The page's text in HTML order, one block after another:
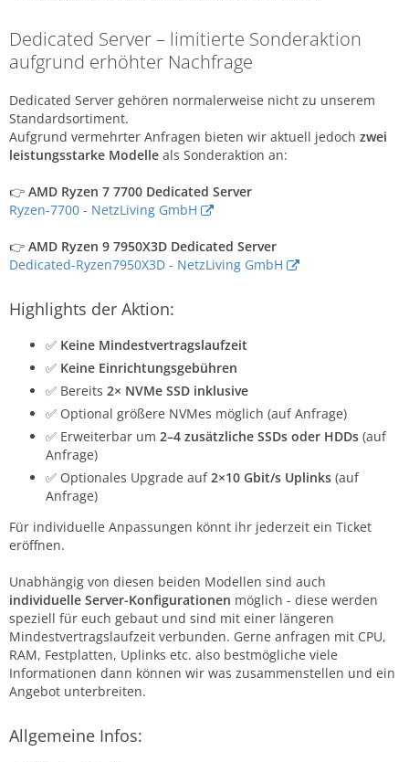
Dedicated Server – limitierte Sonderaktion
aufgrund erhöhter Nachfrage
Dedicated Server gehören normalerweise nicht zu unserem
Standardsortiment.
Aufgrund vermehrter Anfragen bieten wir aktuell jedoch zwei
leistungsstarke Modelle als Sonderaktion an:
👉 AMD Ryzen 7 7700 Dedicated Server
Ryzen-7700 - NetzLiving GmbH
👉 AMD Ryzen 9 7950X3D Dedicated Server
Dedicated-Ryzen7950X3D - NetzLiving GmbH
Highlights der Aktion:
✅ Keine Mindestvertragslaufzeit
✅ Keine Einrichtungsgebühren
✅ Bereits 2× NVMe SSD inklusive
✅ Optional größere NVMes möglich (auf Anfrage)
✅ Erweiterbar um 2–4 zusätzliche SSDs oder HDDs (auf
Anfrage)
✅ Optionales Upgrade auf2×10 Gbit/s Uplinks (auf
Anfrage)
Für individuelle Anpassungen könnt ihr jederzeit ein Ticket
eröffnen.
Unabhängig von diesen beiden Modellen sind auch
individuelle Server-Konfigurationen möglich - diese werden
speziell für euch gebaut und sind mit einer längeren
Mindestvertragslaufzeit verbunden. Gerne anfragen mit CPU,
RAM, Festplatten, Uplinks etc. also bestmögliche viele
Informationen dann können wir was zusammenstellen und ein
Angebot unterbreiten.
Allgemeine Infos: